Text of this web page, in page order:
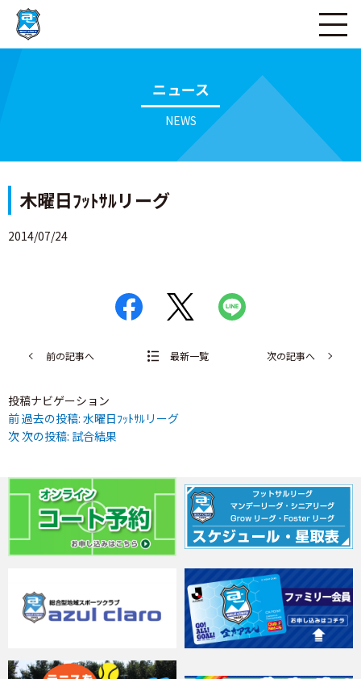
ニュース
NEWS
木曜日ﾌｯﾄｻﾙリーグ
2014/07/24
前の記事へ 最新一覧 次の記事へ
投稿ナビゲーション
前過去の投稿: 水曜日ﾌｯﾄｻﾙリーグ
次次の投稿: 試合結果